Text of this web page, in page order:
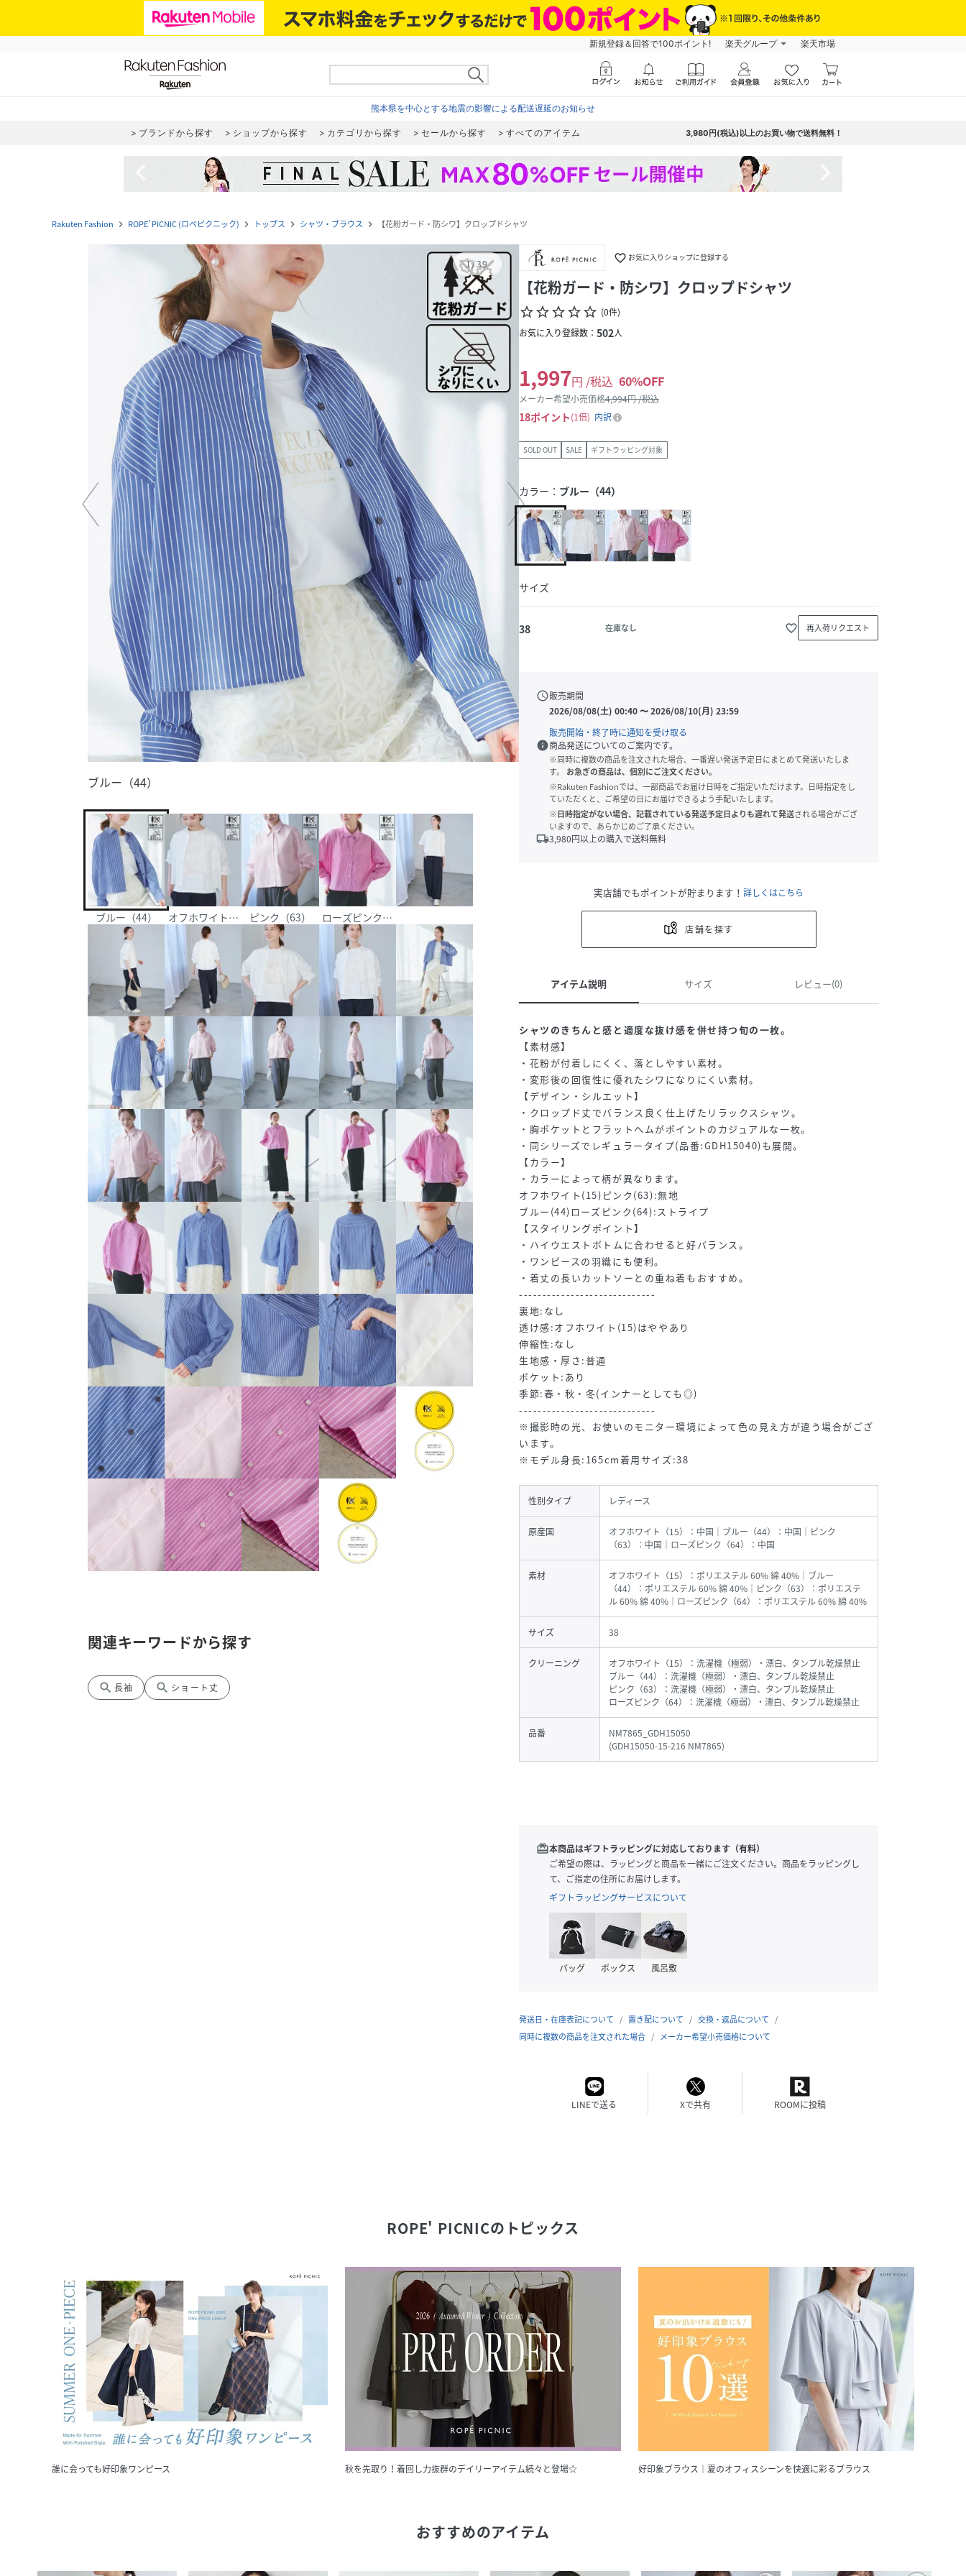
新規登録＆回答で100ポイント! 楽天グループ 楽天市場
熊本県を中心とする地震の影響による配送遅延のお知らせ
ブランドから探す ショップから探す カテゴリから探す セールから探す すべてのアイテム 3,980円(税込)以上のお買い物で送料無料！
Rakuten Fashion navigate_next ROPE' PICNIC (ロペピクニック) navigate_next トップス navigate_next シャツ・ブラウス navigate_next 【花粉ガード・防シワ】クロップドシャツ
1/39
ブルー（44）
ブルー（44） オフホワイト（15）ピンク（63） ローズピンク（64）
関連キーワードから探す
search 長袖 search ショート丈
favorite_border お気に入りショップに登録する
【花粉ガード・防シワ】クロップドシャツ
star_borderstar_borderstar_borderstar_borderstar_border (0件)
お気に入り登録数： 502人
1,997円 /税込 60%OFF
メーカー希望小売価格4,994円 /税込
18ポイント 1倍 内訳
SOLD OUT SALE ギフトラッピング対象
カラー： ブルー（44）
サイズ
38 在庫なし favorite_border 再入荷リクエスト
schedule販売期間
2026/08/08(土) 00:40〜2026/08/10(月) 23:59
販売開始・終了時に通知を受け取る
info商品発送についてのご案内です。
※同時に複数の商品を注文された場合、一番遅い発送予定日にまとめて発送いたしま
す。
お急ぎの商品は、個別にご注文ください。
※Rakuten Fashionでは、一部商品でお届け日時をご指定いただけます。日時指定をし
ていただくと、ご希望の日にお届けできるよう手配いたします。
※日時指定がない場合、記載されている発送予定日よりも遅れて発送される場合がござ
いますので、あらかじめご了承ください。
local_shipping3,980円以上の購入で送料無料
実店舗でもポイントが貯まります！ 詳しくはこちら
店舗を探す
アイテム説明 サイズ レビュー(0)
シャツのきちんと感と適度な抜け感を併せ持つ旬の一枚。
【素材感】
・花粉が付着しにくく、落としやすい素材。
・変形後の回復性に優れたシワになりにくい素材。
【デザイン・シルエット】
・クロップド丈でバランス良く仕上げたリラックスシャツ。
・胸ポケットとフラットヘムがポイントのカジュアルな一枚。
・同シリーズでレギュラータイプ(品番:GDH15040)も展開。
【カラー】
・カラーによって柄が異なります。
オフホワイト(15)ピンク(63):無地
ブルー(44)ローズピンク(64):ストライプ
【スタイリングポイント】
・ハイウエストボトムに合わせると好バランス。
・ワンピースの羽織にも便利。
・着丈の長いカットソーとの重ね着もおすすめ。
-----------------------------
裏地:なし
透け感:オフホワイト(15)はややあり
伸縮性:なし
生地感・厚さ:普通
ポケット:あり
季節:春・秋・冬(インナーとしても◎)
-----------------------------
※撮影時の光、お使いのモニター環境によって色の見え方が違う場合がござ
います。
※モデル身長:165cm着用サイズ:38
性別タイプ レディース
原産国
オフホワイト（15）：中国｜ブルー（44）：中国｜ピンク
（63）：中国｜ローズピンク（64）：中国
素材
オフホワイト（15）：ポリエステル 60% 綿 40%｜ブルー
（44）：ポリエステル 60% 綿 40%｜ピンク（63）：ポリエステ
ル 60% 綿 40%｜ローズピンク（64）：ポリエステル 60% 綿 40%
サイズ 38
クリーニング
オフホワイト（15）：洗濯機（極弱）・漂白、タンブル乾燥禁止
ブルー（44）：洗濯機（極弱）・漂白、タンブル乾燥禁止
ピンク（63）：洗濯機（極弱）・漂白、タンブル乾燥禁止
ローズピンク（64）：洗濯機（極弱）・漂白、タンブル乾燥禁止
品番
NM7865_GDH15050
(GDH15050-15-216 NM7865)
redeem本商品はギフトラッピングに対応しております（有料）
ご希望の際は、ラッピングと商品を一緒にご注文ください。商品をラッピングし
て、ご指定の住所にお届けします。
ギフトラッピングサービスについて
バッグ ボックス 風呂敷
発送日・在庫表記について 置き配について
交換・返品について
同時に複数の商品を注文された場合
メーカー希望小売価格について
LINEで送る Xで共有 ROOMに投稿
ROPE' PICNICのトピックス
誰に会っても好印象ワンピース 秋を先取り！着回し力抜群のデイリーアイテム続々と登場☆ 好印象ブラウス｜夏のオフィスシーンを快適に彩るブラウス
おすすめのアイテム